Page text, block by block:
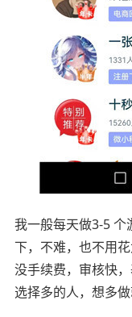
我一般每天做3-5 个
下，不难，也不用
没手续费，审核快
选择多的人，想多